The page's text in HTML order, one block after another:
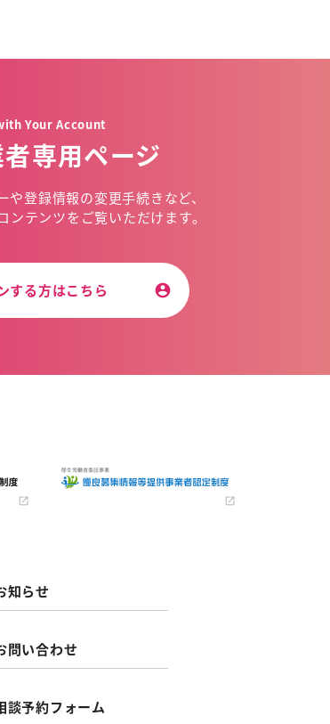
Your Account
専用ページ
や登録情報の変更手続きなど、
ンテンツを ご覧いただけます。
する方はこちら
知らせ
問い合わせ
談予約フォーム